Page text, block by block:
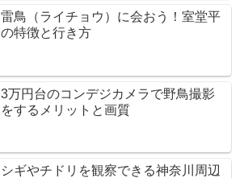
雷鳥（ライチョウ）に会おう！室堂平
の特徴と行き方
3万円台のコンデジカメラで野鳥撮影
をするメリットと画質
シギやチドリを観察できる神奈川周辺